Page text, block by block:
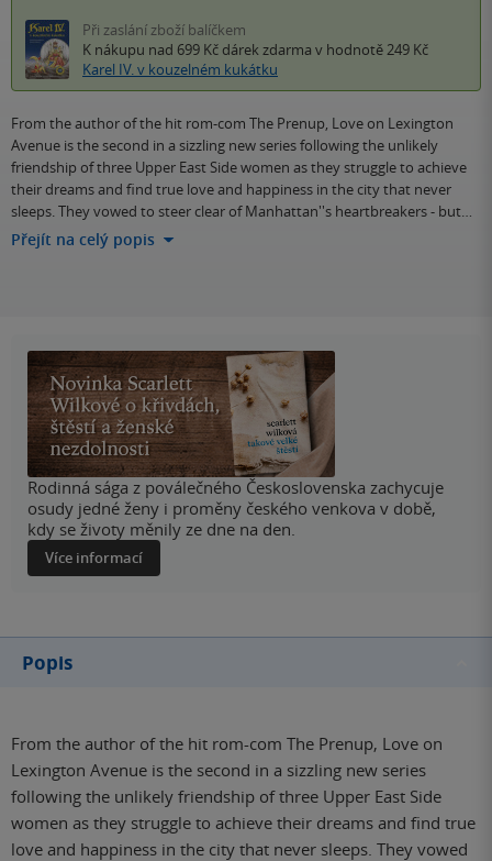
Při zaslání zboží balíčkem
K nákupu nad 699 Kč dárek zdarma v hodnotě 249 Kč
Karel IV. v kouzelném kukátku
From the author of the hit rom-com The Prenup, Love on Lexington
Avenue is the second in a sizzling new series following the unlikely
friendship of three Upper East Side women as they struggle to achieve
their dreams and find true love and happiness in the city that never
sleeps. They vowed to steer clear of Manhattan''s heartbreakers - but…
Přejít na celý popis
Rodinná sága z poválečného Československa zachycuje
osudy jedné ženy i proměny českého venkova v době,
kdy se životy měnily ze dne na den.
Více informací
Popis
From the author of the hit rom-com The Prenup, Love on
Lexington Avenue is the second in a sizzling new series
following the unlikely friendship of three Upper East Side
women as they struggle to achieve their dreams and find true
love and happiness in the city that never sleeps. They vowed